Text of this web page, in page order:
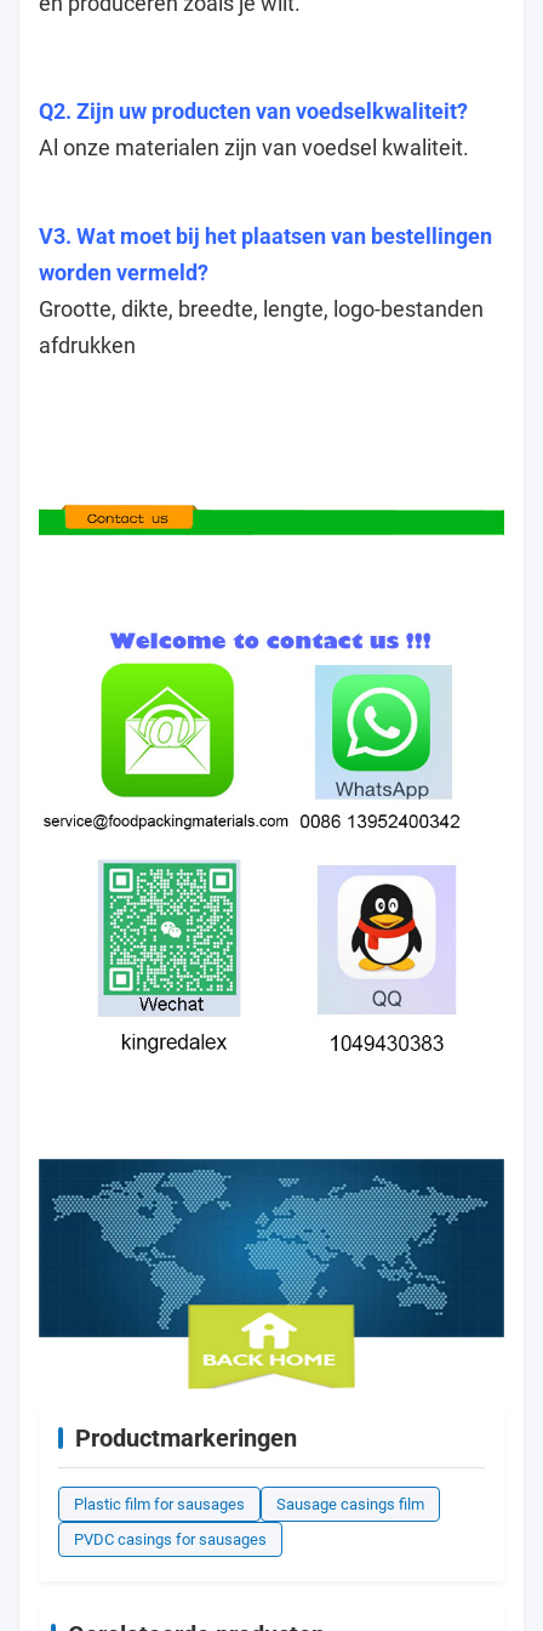
Q2. Zijn uw producten van voedselkwaliteit?
Al onze materialen zijn van voedsel kwaliteit.
V3. Wat moet bij het plaatsen van bestellingen
worden vermeld?
Grootte, dikte, breedte, lengte, logo-bestanden
afdrukken
Productmarkeringen
Plastic film for sausages
Sausage casings film
PVDC casings for sausages